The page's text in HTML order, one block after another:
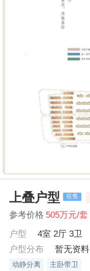
上叠户型 在售
参考价格 505万元/套
户型
4室 2厅 3卫
户型分布
暂无资料
动静分离 主卧带卫